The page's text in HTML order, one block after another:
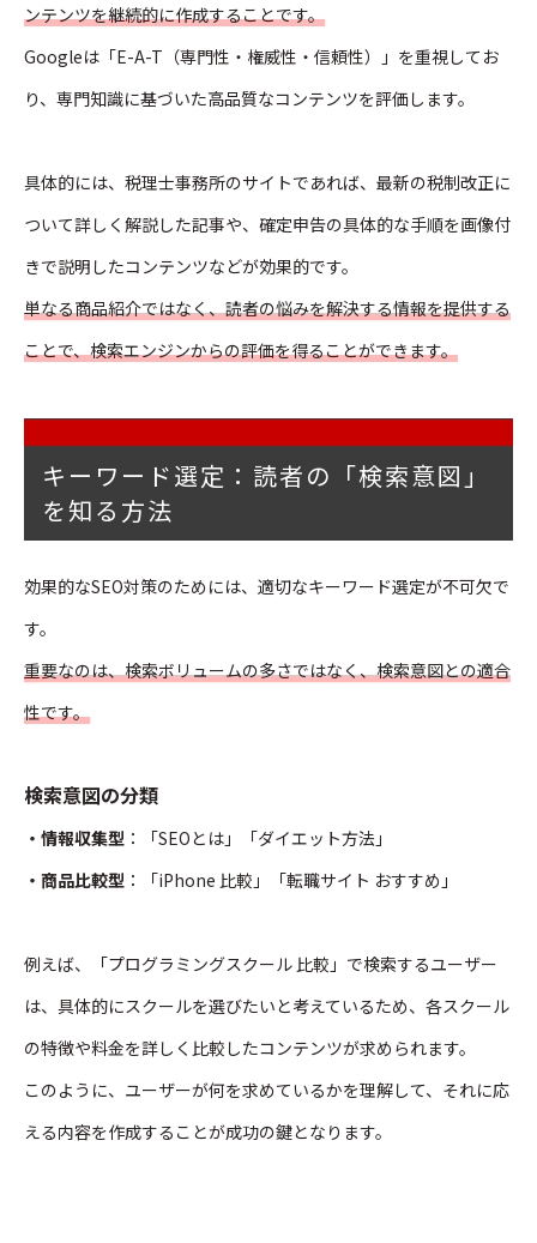
ンテンツを継続的に作成することです。
Googleは「E-A-T（専門性・権威性・信頼性）」を重視してお
り、専門知識に基づいた高品質なコンテンツを評価します。
具体的には、税理士事務所のサイトであれば、最新の税制改正に
ついて詳しく解説した記事や、確定申告の具体的な手順を画像付
きで説明したコンテンツなどが効果的です。
単なる商品紹介ではなく、読者の悩みを解決する情報を提供する
ことで、検索エンジンからの評価を得ることができます。
キーワード選定：読者の「検索意図」
を知る方法
効果的なSEO対策のためには、適切なキーワード選定が不可欠で
す。
重要なのは、検索ボリュームの多さではなく、検索意図との適合
性です。
検索意図の分類
・情報収集型 ：「SEOとは」「ダイエット方法」
・商品比較型 ：「iPhone 比較」「転職サイト おすすめ」
例えば、「プログラミングスクール 比較」で検索するユーザー
は、具体的にスクールを選びたいと考えているため、各スクール
の特徴や料金を詳しく比較したコンテンツが求められます。
このように、ユーザーが何を求めているかを理解して、それに応
える内容を作成することが成功の鍵となります。